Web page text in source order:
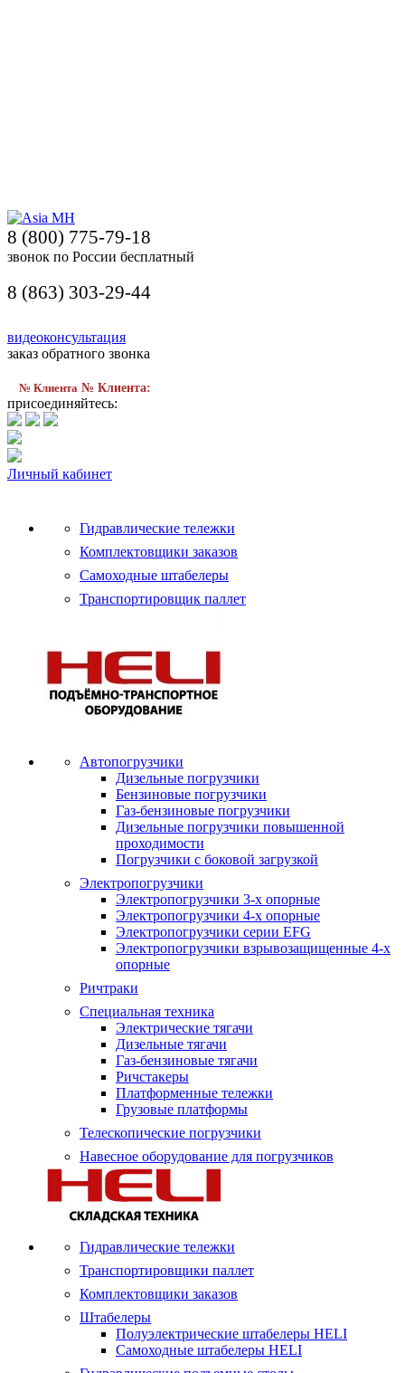
8 (800) 775-79-18
звонок по России бесплатный
8 (863) 303-29-44
видеоконсультация
заказ обратного звонка
№ Клиента № Клиента:
присоединяйтесь:
Личный кабинет
Гидравлические тележки
Комплектовщики заказов
Самоходные штабелеры
Транспортировщик паллет
Автопогрузчики
Дизельные погрузчики
Бензиновые погрузчики
Газ-бензиновые погрузчики
Дизельные погрузчики повышенной
проходимости
Погрузчики с боковой загрузкой
Электропогрузчики
Электропогрузчики 3-х опорные
Электропогрузчики 4-х опорные
Электропогрузчики серии EFG
Электропогрузчики взрывозащищенные 4-х
опорные
Ричтраки
Специальная техника
Электрические тягачи
Дизельные тягачи
Газ-бензиновые тягачи
Ричстакеры
Платформенные тележки
Грузовые платформы
Телескопические погрузчики
Навесное оборудование для погрузчиков
Гидравлические тележки
Транспортировщики паллет
Комплектовщики заказов
Штабелеры
Полуэлектрические штабелеры HELI
Самоходные штабелеры HELI